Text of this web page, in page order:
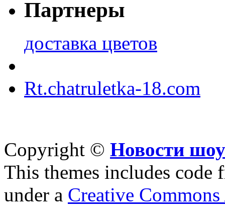
Партнеры
доставка цветов
Rt.chatruletka-18.com
Copyright © Новости
This themes includes code
under a Creative